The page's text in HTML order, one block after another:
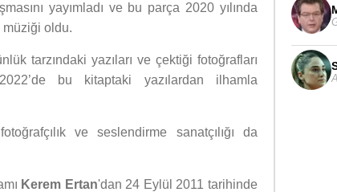
yayımladı ve bu parça 2020 yılında
müziği oldu.
tarzındaki yazıları ve çektiği fotoğrafları
bu kitaptaki yazılardan ilhamla
ve seslendirme sanatçılığı da
Kerem Ertan'dan 24 Eylül 2011 tarihinde